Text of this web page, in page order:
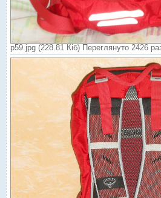
р59.jpg (228.81 Кіб) Переглянуто 2426